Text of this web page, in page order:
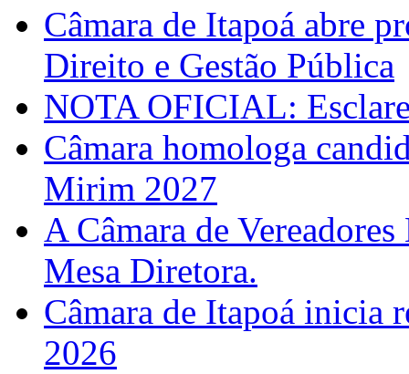
Câmara de Itapoá abre
Direito e Gestão Pública
NOTA OFICIAL:
Câmara homologa
Mirim 2027
A Câmara de
Mesa Diretora.
Câmara de Itapoá inicia
2026